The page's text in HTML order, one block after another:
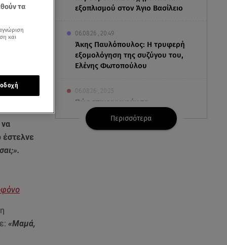
εξοπλισμού στον Άγιο Βασίλειο
06.08.26 , 20:49
Άκης Παυλόπουλος: Η τρυφερή
εξομολόγηση της συζύγου του,
Ελένης Φωτοπούλου
06.08.26 , 20:25
Πώς επικοινωνούν τα
ελικόπτερα στη φωτιά και ο
ρόλος του «συνδέσμου»
Περισσότερα
την
να
έστελνε
«Μαμά,
τα
και